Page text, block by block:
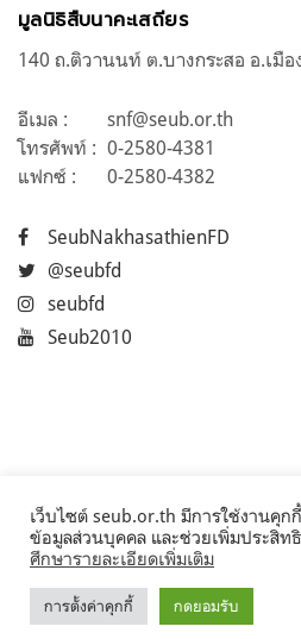
มูลนิธิสืบนาคะเสถียร
140 ถ.ติวานนท์ ต.บางกระสอ อ.เ
อีเมล :
snf@seub.or.th
โทรศัพท์ : 0-2580-4381
แฟกซ์ :
0-2580-4382
SeubNakhasathienFD
@seubfd
seubfd
Seub2010
©2017
เว็บไซต์ seub.or.th มีการใช้งานคุก
ข้อมูลส่วนบุคคล และช่วยเพิ่มประสิท
ศึกษารายละเอียดเพิ่มเติม
การตั้งค่าคุกกี้ กดยอมรับ